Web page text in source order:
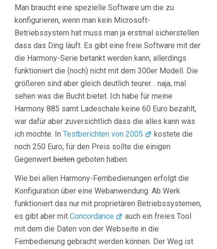
Man braucht eine spezielle Software um die zu
konfigurieren, wenn man kein Microsoft-
Betriebssystem hat muss man ja erstmal sicherstellen
dass das Ding läuft. Es gibt eine freie Software mit der
die Harmony-Serie betankt werden kann, allerdings
funktioniert die (noch) nicht mit dem 300er Modell. Die
größeren sind aber gleich deutlich teurer… naja, mal
sehen was die Bucht bietet. Ich habe für meine
Harmony 885 samt Ladeschale keine 60 Euro bezahlt,
war dafür aber zuversichtlich dass die alles kann was
ich möchte. In Testberichten von 2005
kostete die
noch 250 Euro, für den Preis sollte die einigen
Gegenwert bieten geboten haben.
Wie bei allen Harmony-Fernbedienungen erfolgt die
Konfiguration über eine Webanwendung. Ab Werk
funktioniert das nur mit proprietären Betriebssystemen,
es gibt aber mit Concordance
auch ein freies Tool
mit dem die Daten von der Webseite in die
Fernbedienung gebracht werden können. Der Weg ist